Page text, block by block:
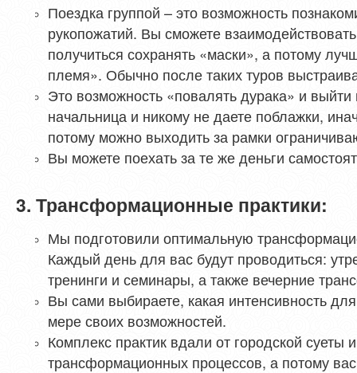
Поездка группой – это возможность
рукопожатий. Вы сможете
получиться сохранять «маски», а потому
племя». Обычно после таких туров
Это возможность «повалять дурака» и
начальница и никому не даете поблажки,
потому можно выходить за рамки
Вы можете поехать за те же деньги
3. Трансформационные практики:
Мы подготовили оптимальную
Каждый день для вас будут проводиться:
тренинги и семинары, а также вечерние
Вы сами выбираете, какая интенсивность
мере своих возможностей.
Комплекс практик вдали от городской
трансформационных процессов, а потому